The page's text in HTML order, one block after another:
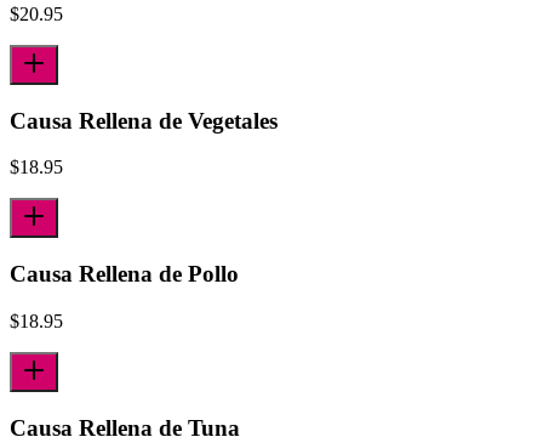
$20.95
Causa Rellena de Vegetales
$18.95
Causa Rellena de Pollo
$18.95
Causa Rellena de Tuna